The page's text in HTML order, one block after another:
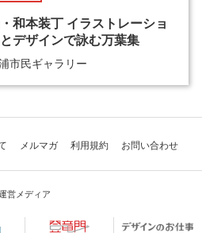
和本装丁 イラストレーショ
デザインで詠む万葉集
市民ギャラリー
メルマガ 利用規約 お問い合わせ
営メディア